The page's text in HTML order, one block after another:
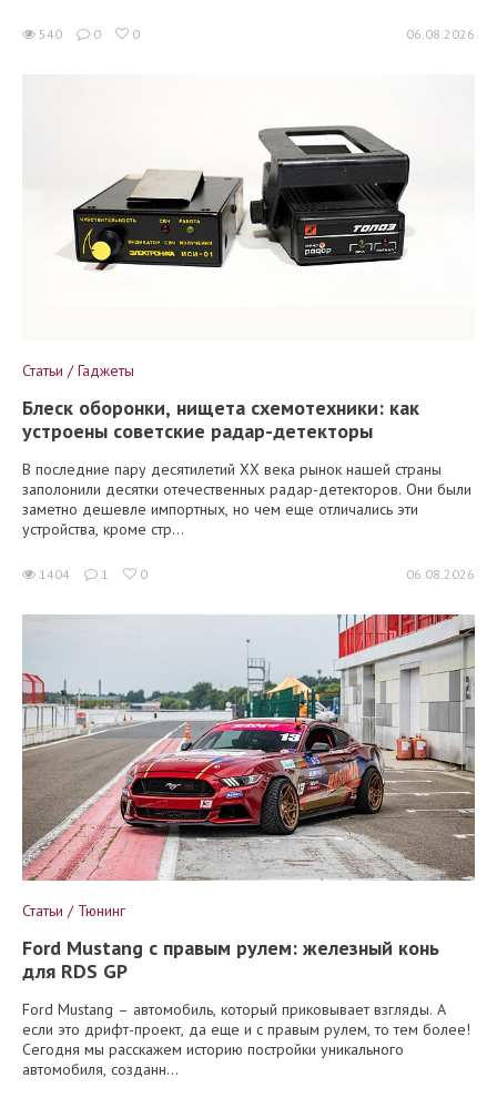
540 0 0 06.08.2026
Статьи / Гаджеты
Блеск оборонки, нищета схемотехники: как
устроены советские радар-детекторы
В последние пару десятилетий XX века рынок нашей страны
заполонили десятки отечественных радар-детекторов. Они были
заметно дешевле импортных, но чем еще отличались эти
устройства, кроме стр...
1404 1 0 06.08.2026
Статьи / Тюнинг
Ford Mustang с правым рулем: железный конь
для RDS GP
Ford Mustang – автомобиль, который приковывает взгляды. А
если это дрифт-проект, да еще и с правым рулем, то тем более!
Сегодня мы расскажем историю постройки уникального
автомобиля, созданн...